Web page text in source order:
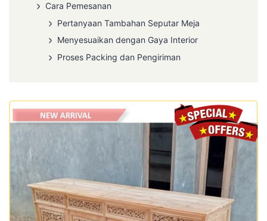
Cara Pemesanan
Pertanyaan Tambahan Seputar Meja
Menyesuaikan dengan Gaya Interior
Proses Packing dan Pengiriman